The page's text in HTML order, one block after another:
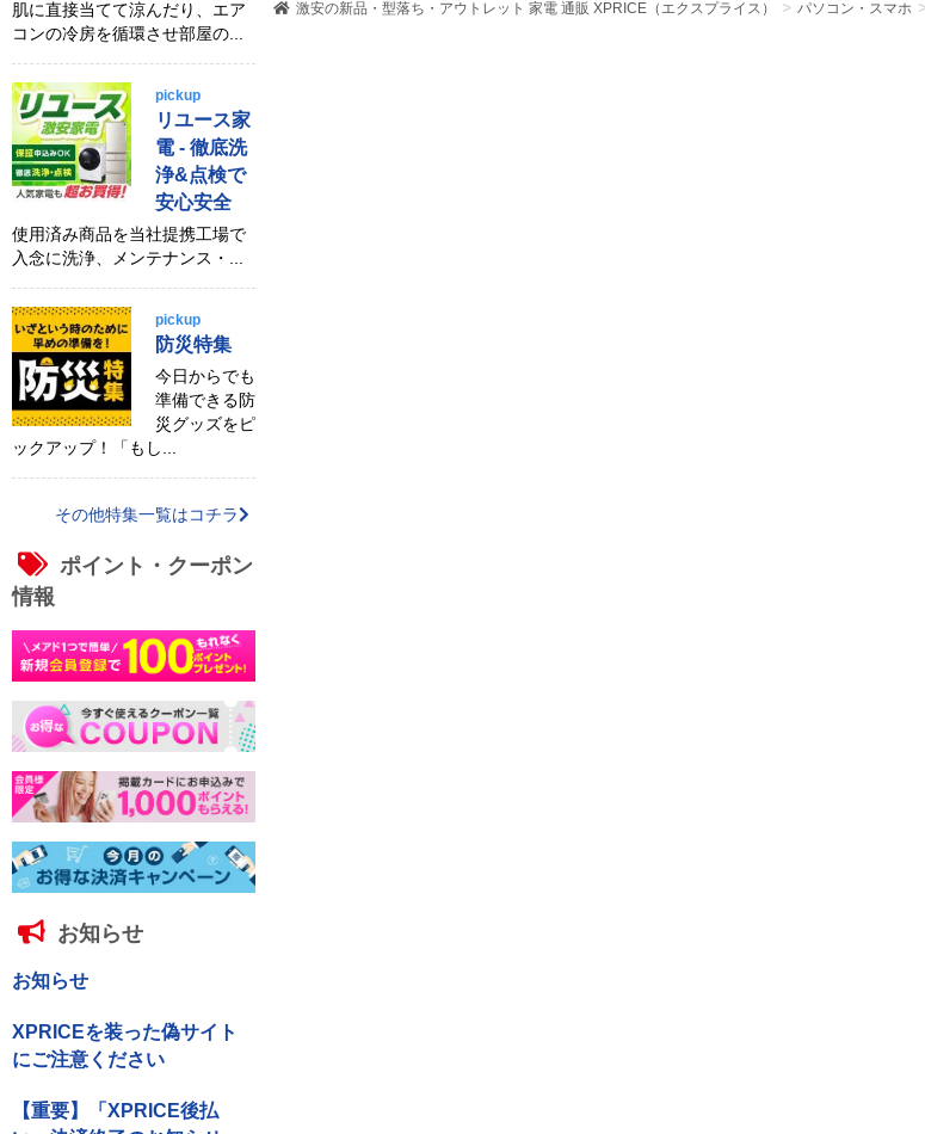
激安の新品・型落ち・アウトレット 家電 通販 XPRICE（エクスプライス） パソコン・スマホ
肌に直接当てて涼んだり、エア
コンの冷房を循環させ部屋の...
pickup
リユース家
電 - 徹底洗
浄&点検で
安心安全
使用済み商品を当社提携工場で
入念に洗浄、メンテナンス・...
pickup
防災特集
今日からでも
準備できる防
災グッズをピ
ックアップ！「もし...
その他特集一覧はコチラ
ポイント・クーポン
情報
お知らせ
お知らせ
XPRICEを装った偽サイト
にご注意ください
【重要】「XPRICE後払